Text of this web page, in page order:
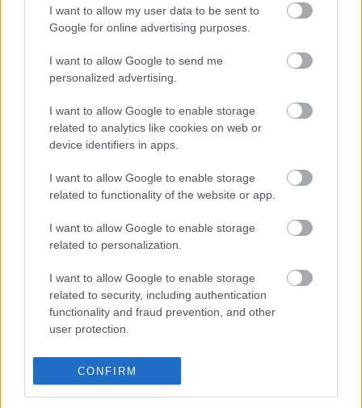
I want to allow my user data to be sent to
Google for online advertising purposes.
I want to allow Google to send me
personalized advertising.
I want to allow Google to enable storage
related to analytics like cookies on web or
device identifiers in apps.
I want to allow Google to enable storage
related to functionality of the website or app.
I want to allow Google to enable storage
related to personalization.
I want to allow Google to enable storage
related to security, including authentication
functionality and fraud prevention, and other
user protection.
CONFIRM
összezördüléseiről. Volt szó hitelről, tejről, sörről és
gázról, hogy szigorúan kövessük az események
nélkül végigszaladni az…
2009. június 15.